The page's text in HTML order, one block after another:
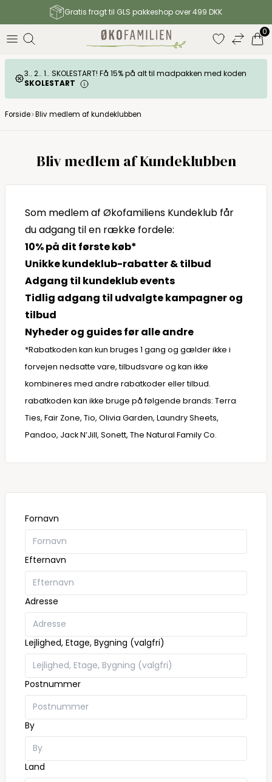
Gratis fragt til GLS pakkeshop over 499 DKK
0
3.. 2.. 1.. SKOLESTART! Få 15% på alt til madpakken med koden
SKOLESTART
Forside Bliv medlem af kundeklubben
Bliv medlem af Kundeklubben
Som medlem af Økofamiliens Kundeklub får
du adgang til en række fordele:
10% på dit første køb*
Unikke kundeklub-rabatter & tilbud
Adgang til kundeklub events
Tidlig adgang til udvalgte kampagner og
tilbud
Nyheder og guides før alle andre
*Rabatkoden kan kun bruges 1 gang og gælder ikke i
forvejen nedsatte vare, tilbudsvare og kan ikke
kombineres med andre rabatkoder eller tilbud.
rabatkoden kan ikke bruge på følgende brands: Terra
Ties, Fair Zone, Tio, Olivia Garden, Laundry Sheets,
Pandoo, Jack N’Jill, Sonett, The Natural Family Co.
Fornavn
Efternavn
Adresse
Lejlighed, Etage, Bygning (valgfri)
Postnummer
By
Land